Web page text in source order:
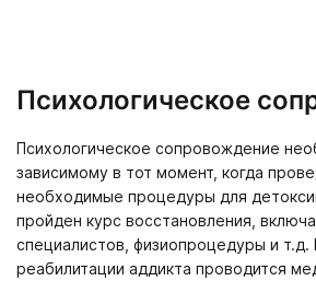
Психологическое
Психологическое сопровождение
зависимому в тот момент, когда
необходимые процедуры для
пройден курс восстановления,
специалистов, физиопроцедуры и т.д.
реабилитации аддикта проводится